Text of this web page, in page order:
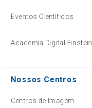
Eventos Científicos
Academia Digital Einstein
Nossos Centros
Centros de Imagem